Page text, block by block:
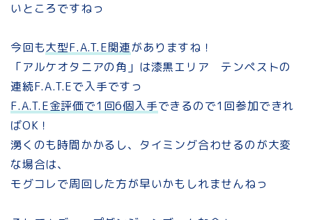
いところですねっ
今回も大型F.A.T.E関連がありますね！
「アルケオタニアの角」は漆黒エリア テンペストの
連続F.A.T.Eで入手ですっ
F.A.T.E金評価で1回6個入手できるので1回参加できれ
ばOK！
湧くのも時間かかるし、タイミング合わせるのが大変
な場合は、
モグコレで周回した方が早いかもしれませんねっ